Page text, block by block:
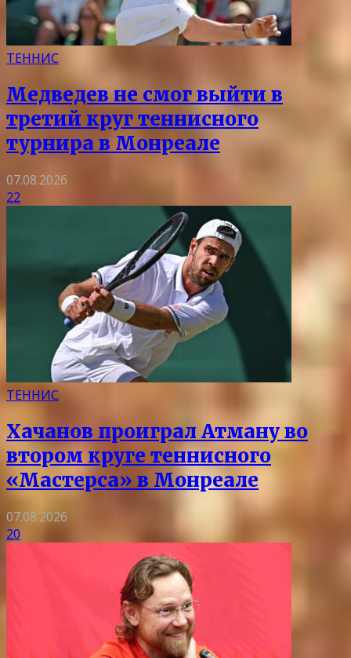
ТЕННИС
Медведев не смог выйти в
третий круг теннисного
турнира в Монреале
07.08.2026
22
ТЕННИС
Хачанов проиграл Атману во
втором круге теннисного
«Мастерса» в Монреале
07.08.2026
20